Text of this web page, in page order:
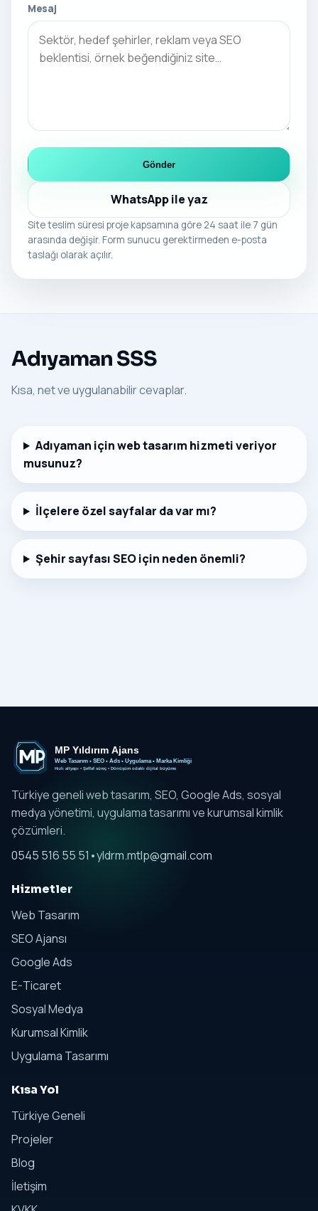
Mesaj
Gönder
WhatsApp ile yaz
Site teslim süresi proje kapsamına göre 24 saat ile 7 gün
arasında değişir. Form sunucu gerektirmeden e-posta
taslağı olarak açılır.
Adıyaman SSS
Kısa, net ve uygulanabilir cevaplar.
Adıyaman için web tasarım hizmeti veriyor
musunuz?
İlçelere özel sayfalar da var mı?
Şehir sayfası SEO için neden önemli?
Türkiye geneli web tasarım, SEO, Google Ads, sosyal
medya yönetimi, uygulama tasarımı ve kurumsal kimlik
çözümleri.
0545 516 55 51 •yldrm.mtlp@gmail.com
Hizmetler
Web Tasarım
SEO Ajansı
Google Ads
E-Ticaret
Sosyal Medya
Kurumsal Kimlik
Uygulama Tasarımı
Kısa Yol
Türkiye Geneli
Projeler
Blog
İletişim